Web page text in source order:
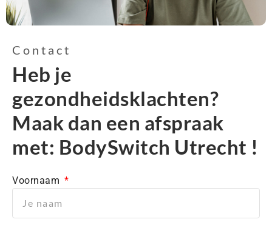
Contact
Heb je
gezondheidsklachten?
Maak dan een afspraak
met: BodySwitch Utrecht !
Voornaam